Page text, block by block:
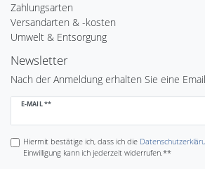
Zahlungsarten
Versandarten & -kosten
Umwelt & Entsorgung
Newsletter
Nach der Anmeldung erhalten Sie eine
E-MAIL **
Newsletter
Hiermit bestätige ich, dass ich die
Einwilligung kann ich jederzeit widerrufen.**